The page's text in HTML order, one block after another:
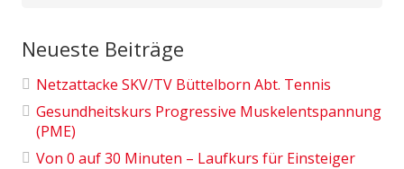
Neueste Beiträge
Netzattacke SKV/TV Büttelborn Abt. Tennis
Gesundheitskurs Progressive Muskelentspannung
(PME)
Von 0 auf 30 Minuten – Laufkurs für Einsteiger